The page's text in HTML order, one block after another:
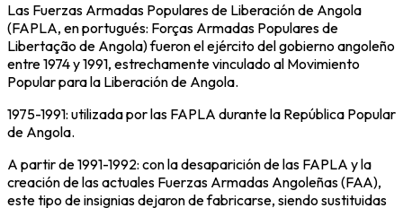
Las Fuerzas Armadas Populares de Liberación de Angola
(FAPLA, en portugués: Forças Armadas Populares de
Libertação de Angola) fueron el ejército del gobierno angoleño
entre 1974 y 1991, estrechamente vinculado al Movimiento
Popular para la Liberación de Angola.
1975-1991: utilizada por las FAPLA durante la República Popular
de Angola.
A partir de 1991-1992: con la desaparición de las FAPLA y la
creación de las actuales Fuerzas Armadas Angoleñas (FAA),
este tipo de insignias dejaron de fabricarse, siendo sustituidas